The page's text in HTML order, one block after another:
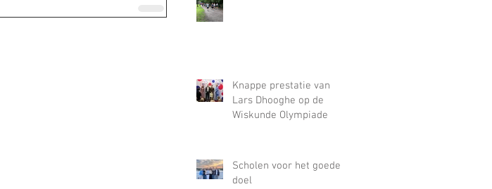
Knappe prestatie van
Lars Dhooghe op de
Wiskunde Olympiade
Scholen voor het goede
doel